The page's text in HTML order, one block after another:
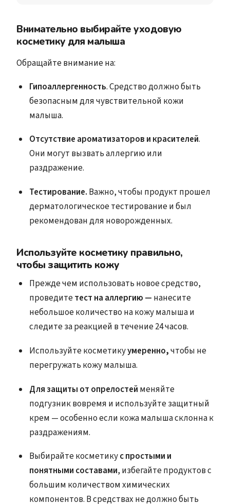
Внимательно выбирайте уходовую
косметику для малыша
Обращайте внимание на:
Гипоаллергенность. Средство должно быть
безопасным для чувствительной кожи
малыша.
Отсутствие ароматизаторов и красителей.
Они могут вызвать аллергию или
раздражение.
Тестирование. Важно, чтобы продукт прошел
дерматологическое тестирование и был
рекомендован для новорожденных.
Используйте косметику правильно,
чтобы защитить кожу
Прежде чем использовать новое средство,
проведитетест на аллергию — нанесите
небольшое количество на кожу малыша и
следите за реакцией в течение 24 часов.
Используйте косметикуумеренно,чтобы не
перегружать кожу малыша.
Для защиты от опрелостей меняйте
подгузник вовремя и используйте защитный
крем — особенно если кожа малыша склонна к
раздражениям.
Выбирайте косметикус простыми и
понятными составами, избегайте продуктов с
большим количеством химических
компонентов. В средствах не должно быть